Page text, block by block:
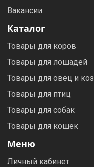
Вакансии
Каталог
Товары для коров
Товары для лошадей
Товары для овец и коз
Товары для птиц
Товары для собак
Товары для кошек
Меню
Личный кабинет